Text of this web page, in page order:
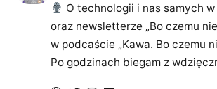
O technologii i nas samych
oraz newsletterze „Bo czemu
w podcaście „Kawa. Bo czemu
Po godzinach biegam z